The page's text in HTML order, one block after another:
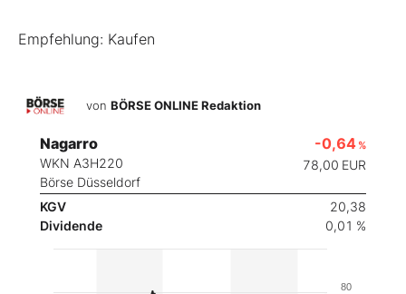
Empfehlung: Kaufen
von BÖRSE ONLINE Redaktion
Nagarro
WKN A3H220
Börse Düsseldorf
-0,64 %
78,00 EUR
KGV
20,38
Dividende
0,01 %
80